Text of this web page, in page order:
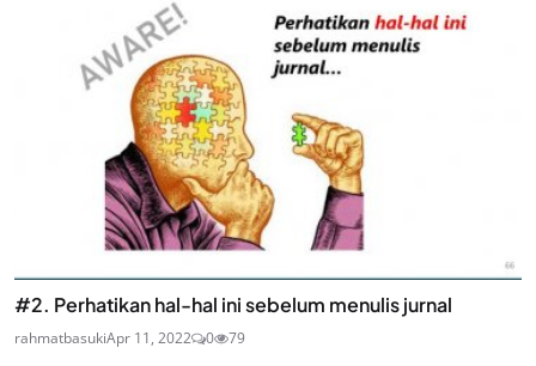
#2. Perhatikan hal-hal ini sebelum menulis jurnal
rahmatbasukiApr 11, 2022 0 79